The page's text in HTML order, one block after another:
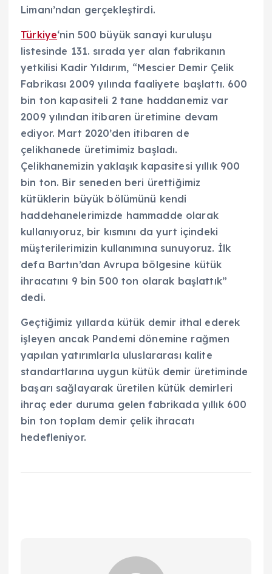
Limanı’ndan gerçekleştirdi.
Türkiye‘nin 500 büyük sanayi kuruluşu
listesinde 131. sırada yer alan fabrikanın
yetkilisi Kadir Yıldırım, “Mescier Demir Çelik
Fabrikası 2009 yılında faaliyete başlattı. 600
bin ton kapasiteli 2 tane haddanemiz var
2009 yılından itibaren üretimine devam
ediyor. Mart 2020’den itibaren de
çelikhanede üretimimiz başladı.
Çelikhanemizin yaklaşık kapasitesi yıllık 900
bin ton. Bir seneden beri ürettiğimiz
kütüklerin büyük bölümünü kendi
haddehanelerimizde hammadde olarak
kullanıyoruz, bir kısmını da yurt içindeki
müşterilerimizin kullanımına sunuyoruz. İlk
defa Bartın’dan Avrupa bölgesine kütük
ihracatını 9 bin 500 ton olarak başlattık”
dedi.
Geçtiğimiz yıllarda kütük demir ithal ederek
işleyen ancak Pandemi dönemine rağmen
yapılan yatırımlarla uluslararası kalite
standartlarına uygun kütük demir üretiminde
başarı sağlayarak üretilen kütük demirleri
ihraç eder duruma gelen fabrikada yıllık 600
bin ton toplam demir çelik ihracatı
hedefleniyor.